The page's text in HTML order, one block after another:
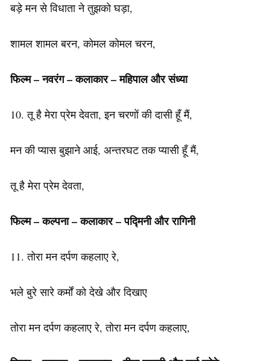
बड़े मन से विधाता ने तुझको घड़ा,
शामल शामल बरन, कोमल कोमल चरन,
फिल्म – नवरंग – कलाकार – महिपाल और संध्या
10. तू है मेरा प्रेम देवता, इन चरणों की दासी हूँ मैं,
मन की प्यास बुझाने आई, अन्तरघट तक प्यासी हूँ मैं,
तू है मेरा प्रेम देवता,
फिल्म – कल्पना – कलाकार – पद्मिनी और रागिनी
11. तोरा मन दर्पण कहलाए रे,
भले बुरे सारे कर्मों को देखे और दिखाए
तोरा मन दर्पण कहलाए रे, तोरा मन दर्पण कहलाए,